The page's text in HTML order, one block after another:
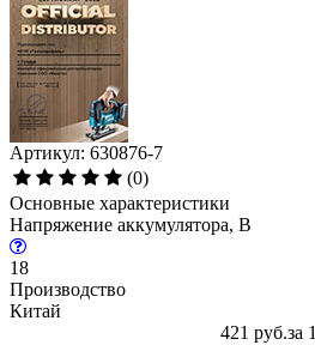
Артикул: 630876-7
(0)
Основные характеристики
Напряжение аккумулятора, В
18
Производство
Китай
421 руб.за 1